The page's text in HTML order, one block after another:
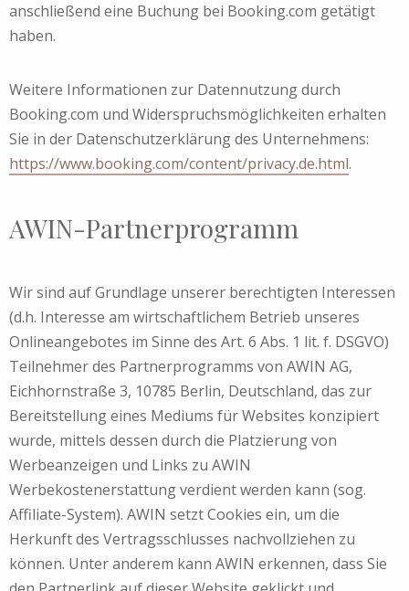
anschließend eine Buchung bei Booking.com getätigt
haben.
Weitere Informationen zur Datennutzung durch
Booking.com und Widerspruchsmöglichkeiten erhalten
Sie in der Datenschutzerklärung des Unternehmens:
https://www.booking.com/content/privacy.de.html.
AWIN-Partnerprogramm
Wir sind auf Grundlage unserer berechtigten Interessen
(d.h. Interesse am wirtschaftlichem Betrieb unseres
Onlineangebotes im Sinne des Art. 6 Abs. 1 lit. f. DSGVO)
Teilnehmer des Partnerprogramms von AWIN AG,
Eichhornstraße 3, 10785 Berlin, Deutschland, das zur
Bereitstellung eines Mediums für Websites konzipiert
wurde, mittels dessen durch die Platzierung von
Werbeanzeigen und Links zu AWIN
Werbekostenerstattung verdient werden kann (sog.
Affiliate-System). AWIN setzt Cookies ein, um die
Herkunft des Vertragsschlusses nachvollziehen zu
können. Unter anderem kann AWIN erkennen, dass Sie